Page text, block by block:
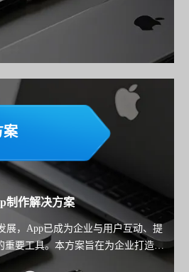
量的业务回报。
案
制作解决方案
展，App已成为企业与用户互动、提
重要工具。本方案旨在为企业打造一
且功能完善的移动应用，覆盖业务场